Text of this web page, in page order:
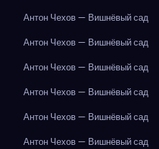
Антон Чехов — Вишнёвый сад
Антон Чехов — Вишнёвый сад
Антон Чехов — Вишнёвый сад
Антон Чехов — Вишнёвый сад
Антон Чехов — Вишнёвый сад
Антон Чехов — Вишнёвый сад